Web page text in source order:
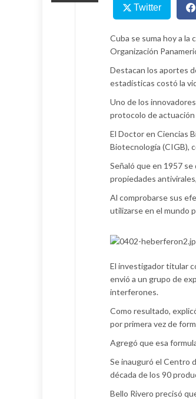
Twitter
Cuba se suma hoy a la
Organización
Destacan los aportes
estadísticas costó la
Uno de los
protocolo de
El Doctor en Ciencias
Biotecnología (CIGB),
Señaló que en 1957
propiedades
Al comprobarse sus
utilizarse en el mundo
El investigador titular
envió a un grupo de
interferones.
Como resultado,
por primera vez de
Agregó que esa
Se inauguró el Centro
década de los 90
Bello Rivero precisó